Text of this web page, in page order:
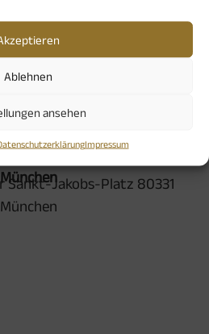
Ablehnen
ansehen
Impressum
Sankt-Jakobs-Platz 80331
München
Sankt-Jakobs-Platz 80331
München